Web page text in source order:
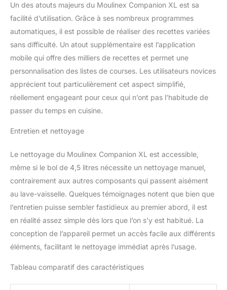
Un des atouts majeurs du Moulinex Companion XL est sa
facilité d’utilisation. Grâce à ses nombreux programmes
automatiques, il est possible de réaliser des recettes variées
sans difficulté. Un atout supplémentaire est l’application
mobile qui offre des milliers de recettes et permet une
personnalisation des listes de courses. Les utilisateurs novices
apprécient tout particulièrement cet aspect simplifié,
réellement engageant pour ceux qui n’ont pas l’habitude de
passer du temps en cuisine.
Entretien et nettoyage
Le nettoyage du Moulinex Companion XL est accessible,
même si le bol de 4,5 litres nécessite un nettoyage manuel,
contrairement aux autres composants qui passent aisément
au lave-vaisselle. Quelques témoignages notent que bien que
l’entretien puisse sembler fastidieux au premier abord, il est
en réalité assez simple dès lors que l’on s’y est habitué. La
conception de l’appareil permet un accès facile aux différents
éléments, facilitant le nettoyage immédiat après l’usage.
Tableau comparatif des caractéristiques